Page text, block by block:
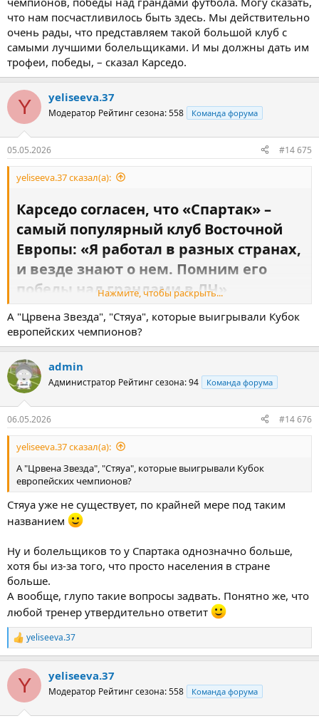
что нам посчастливилось быть здесь. Мы действительно
очень рады, что представляем такой большой клуб с
самыми лучшими болельщиками. И мы должны дать им
трофеи, победы, – сказал Карседо.
Y yeliseeva.37
Модератор Рейтинг сезона: 558 Команда форума
05.05.2026 #14 675
yeliseeva.37 сказал(а):
Карседо согласен, что «Спартак» –
самый популярный клуб Восточной
Европы: «Я работал в разных странах,
и везде знают о нем. Помним его
победы над грандами в ЛЧ»​
Карседо согласен, что «Спартак» – самый популярный клуб
Восточной Европы.
Главный тренер «Спартака»
считает ли он красно-белых самым популярным клубом
Восточной Европы.
– Генеральный директор клубаСергей Некрасоводнажды
сказал, что «Спартак» – это самый популярный клуб Восточной
Европы. Согласны с этим мнением?
– Конечно, конечно, соглашусь! Мы знали о «Спартаке» очень
давно, еще когда были в Испании. Мне посчастливилось
поработать в разных европейских странах, в разных клубах, и
везде знают о «Спартаке». Это большой клуб с большой
армией болельщиков.
Мы все помним выступления «Спартака» в Лиге чемпионов,
победы над грандами футбола. Могу сказать, что нам
что представляем такой большой клуб с самыми лучшими
болельщиками. И мы должны дать им трофеи, победы, –
сказал Карседо.
Нажмите, чтобы раскрыть...
А "Црвена Звезда", "Стяуа", которые выигрывали Кубок
европейских чемпионов?
admin
Администратор Рейтинг сезона: 94 Команда форума
06.05.2026 #14 676
yeliseeva.37 сказал(а):
А "Црвена Звезда", "Стяуа", которые выигрывали Кубок
европейских чемпионов?
Стяуа уже не существует, по крайней мере под таким
названием
Ну и болельщиков то у Спартака однозначно больше,
хотя бы из-за того, что просто населения в стране
больше.
А вообще, глупо такие вопросы задвать. Понятно же, что
любой тренер утвердительно ответит
Р
е
к
и
yeliseeva.37
Y yeliseeva.37
Модератор Рейтинг сезона: 558 Команда форума